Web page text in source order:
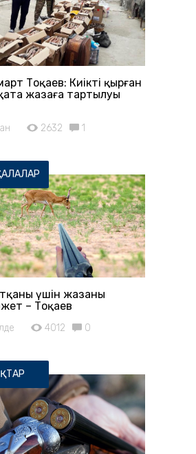
Тоқаев: Киікті қырған
жазаға тартылуы
2632 1
үшін жазаны
– Тоқаев
4012 0